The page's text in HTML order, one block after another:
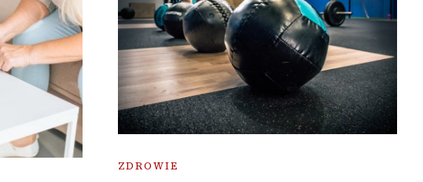
ZDROWIE